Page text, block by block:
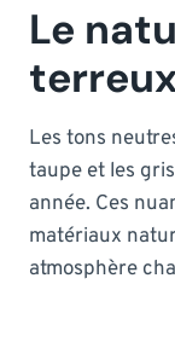
Le
Les tons
taupe et les
année. Ces
matériaux
atmosphère